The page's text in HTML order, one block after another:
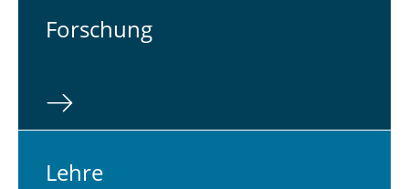
For­schung
Lehre